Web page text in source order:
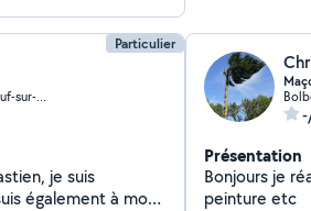
Particulier
Quillebeuf-sur-Seine (Quillebeuf-sur-Seine)
je suis
également à mon
Présentation
Bonjours je
peinture etc